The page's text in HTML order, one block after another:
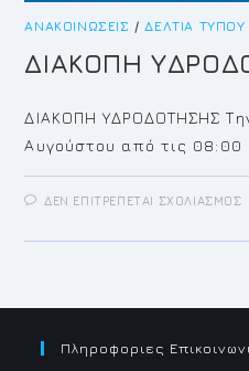
ΑΝΑΚΟΙΝΏΣΕΙΣ /ΔΕΛΤΊΑ ΤΎΠΟΥ
ΔΙΑΚΟΠΗ
ΔΙΑΚΟΠΗ ΥΔΡΟΔΟΤΗΣΗΣ
Αυγούστου από τις 08:00
ΔΕΝ ΕΠΙΤΡΈΠΕΤΑΙ ΣΧΟΛΙΑΣΜΌΣ
Πληροφοριες